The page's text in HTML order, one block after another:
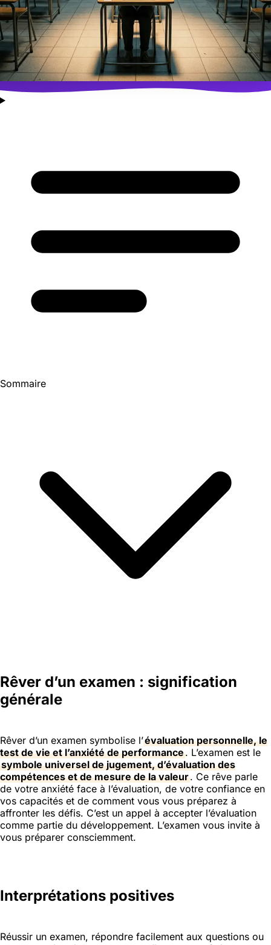
Sommaire
Rêver d’un examen : signification
générale
Rêver d’un examen symbolise l’évaluation personnelle, le
test de vie et l’anxiété de performance. L’examen est le
symbole universel de jugement, d’évaluation des
compétences et de mesure de la valeur. Ce rêve parle
de votre anxiété face à l’évaluation, de votre confiance en
vos capacités et de comment vous vous préparez à
affronter les défis. C’est un appel à accepter l’évaluation
comme partie du développement. L’examen vous invite à
vous préparer consciemment.
Interprétations positives
Réussir un examen, répondre facilement aux questions ou